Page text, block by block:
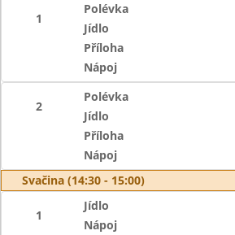
1
Polévka
Jídlo
Příloha
Nápoj
2
Polévka
Jídlo
Příloha
Nápoj
Svačina (14:30 - 15:00)
1
Jídlo
Nápoj